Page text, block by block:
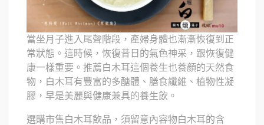
當坐月子進入尾聲階段，產婦身體也漸漸恢復到正
常狀態。這時候，恢復昔日的氣色神采，跟恢復健
康一樣重要。推薦白木耳這個養生也養顏的天然食
物，白木耳有豐富的多醣體、膳食纖維、植物性凝
膠，早是美麗與健康兼具的養生飲。
選購市售白木耳飲品，須留意內容物白木耳的含